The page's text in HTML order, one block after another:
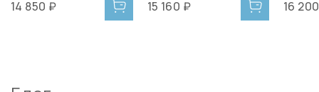
14 850 ₽
15 160 ₽ 16